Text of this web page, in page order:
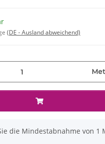
(DE - Ausland abweichend)
die Mindestabnahme von 1